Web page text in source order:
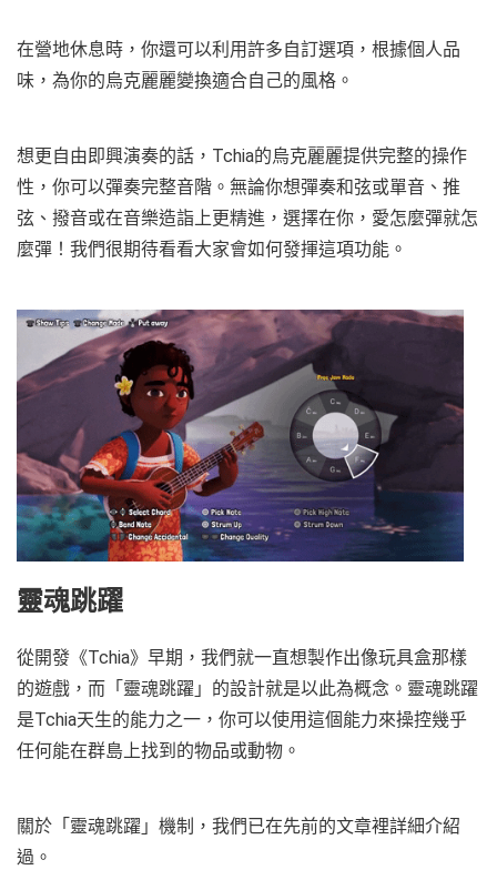
在營地休息時，你還可以利用許多自訂選項，根據個人品
味，為你的烏克麗麗變換適合自己的風格。
想更自由即興演奏的話，Tchia的烏克麗麗提供完整的操作
性，你可以彈奏完整音階。無論你想彈奏和弦或單音、推
弦、撥音或在音樂造詣上更精進，選擇在你，愛怎麼彈就怎
麼彈！我們很期待看看大家會如何發揮這項功能。
靈魂跳躍
從開發《Tchia》早期，我們就一直想製作出像玩具盒那樣
的遊戲，而「靈魂跳躍」的設計就是以此為概念。靈魂跳躍
是Tchia天生的能力之一，你可以使用這個能力來操控幾乎
任何能在群島上找到的物品或動物。
關於「靈魂跳躍」機制，我們已在先前的文章裡詳細介紹
過。